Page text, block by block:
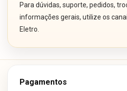
Para dúvidas, suporte, pedidos,
informações gerais, utilize os
Eletro.
Pagamentos